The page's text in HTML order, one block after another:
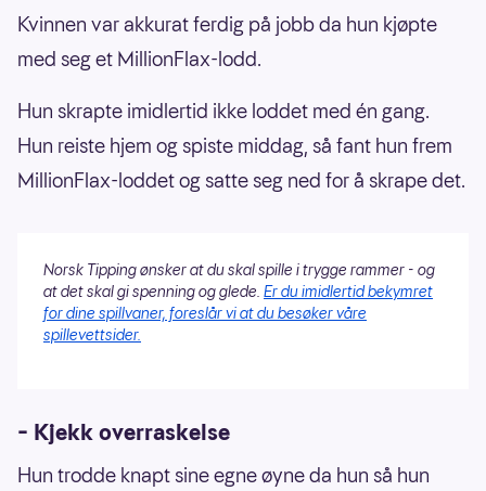
Kvinnen var akkurat ferdig på jobb da hun kjøpte
med seg et MillionFlax-lodd.
Hun skrapte imidlertid ikke loddet med én gang.
Hun reiste hjem og spiste middag, så fant hun frem
MillionFlax-loddet og satte seg ned for å skrape det.
Norsk Tipping ønsker at du skal spille i trygge rammer - og
at det skal gi spenning og glede. Er du imidlertid bekymret
for dine spillvaner, foreslår vi at du besøker våre
spillevettsider.
– Kjekk overraskelse
Hun trodde knapt sine egne øyne da hun så hun